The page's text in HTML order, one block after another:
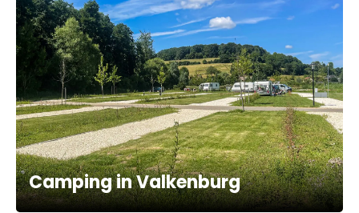
Camping in Valkenburg